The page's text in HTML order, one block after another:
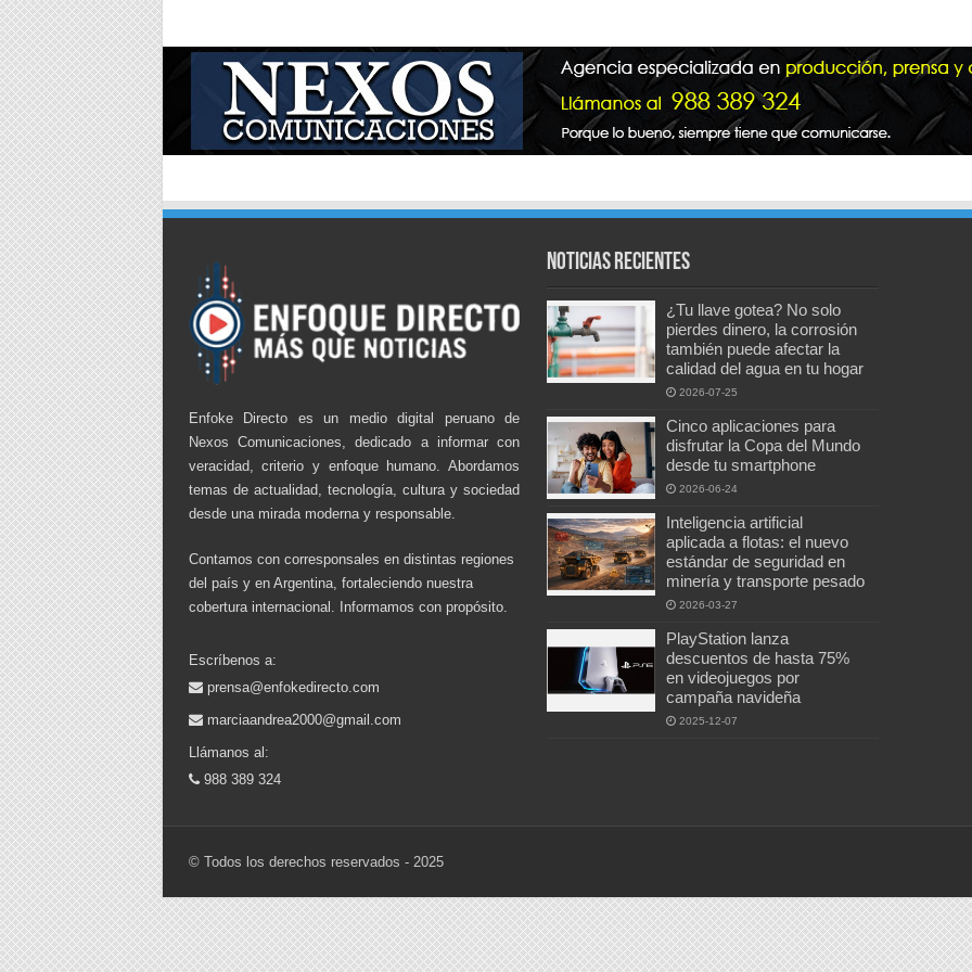
Enfoke Directo es un medio digital peruano de
Nexos Comunicaciones, dedicado a informar con
veracidad, criterio y enfoque humano. Abordamos
temas de actualidad, tecnología, cultura y sociedad
desde una mirada moderna y responsable.
Contamos con corresponsales en distintas regiones
del país y en Argentina, fortaleciendo nuestra
cobertura internacional. Informamos con propósito.
Escríbenos a:
prensa@enfokedirecto.com
marciaandrea2000@gmail.com
Llámanos al:
988 389 324
Noticias recientes
¿Tu llave gotea? No solo
pierdes dinero, la corrosión
también puede afectar la
calidad del agua en tu hogar
2026-07-25
Cinco aplicaciones para
disfrutar la Copa del Mundo
desde tu smartphone
2026-06-24
Inteligencia artificial
aplicada a flotas: el nuevo
estándar de seguridad en
minería y transporte pesado
2026-03-27
PlayStation lanza
descuentos de hasta 75%
en videojuegos por
campaña navideña
2025-12-07
© Todos los derechos reservados - 2025